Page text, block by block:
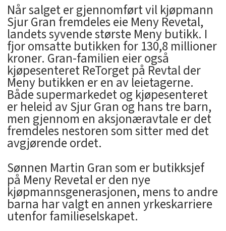
Når salget er gjennomført vil kjøpmann
Sjur Gran fremdeles eie Meny Revetal,
landets syvende største Meny butikk. I
fjor omsatte butikken for 130,8 millioner
kroner. Gran-familien eier også
kjøpesenteret ReTorget på Revtal der
Meny butikken er en av leietagerne.
Både supermarkedet og kjøpesenteret
er heleid av Sjur Gran og hans tre barn,
men gjennom en aksjonæravtale er det
fremdeles nestoren som sitter med det
avgjørende ordet.
Sønnen Martin Gran som er butikksjef
på Meny Revetal er den nye
kjøpmannsgenerasjonen, mens to andre
barna har valgt en annen yrkeskarriere
utenfor familieselskapet.